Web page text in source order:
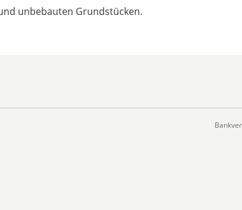
unbebauten Grundstücken.